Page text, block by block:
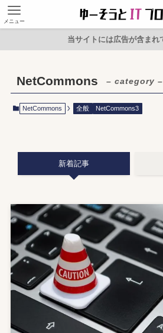
メニュー
当サイトには広告が含まれ
NetCommons – category –
NetCommons 全般 NetCommons3
新着記事